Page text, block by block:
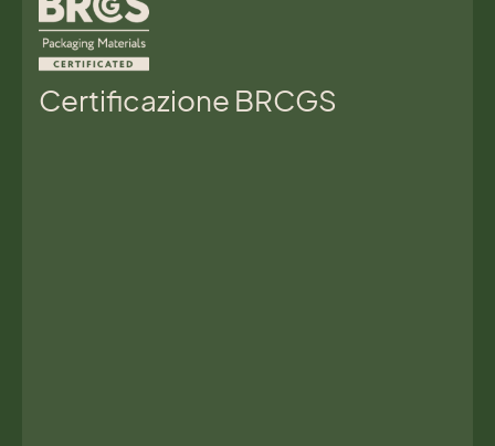
Certificazione BRCGS